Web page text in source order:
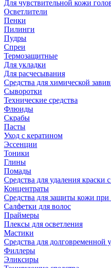
Для чувствительной кожи
Осветлители
Пенки
Пилинги
Пудры
Спреи
Термозащитные
Для укладки
Для расчесывания
Средства для химической
Сыворотки
Технические средства
Флюиды
Скрабы
Пасты
Уход с кератином
Эссенции
Тоники
Глины
Помады
Средства для удаления краски
Концентраты
Средства для защиты кожи
Салфетки для волос
Праймеры
Плексы для осветления
Мастики
Средства для долговременной
Филлеры
Эликсиры